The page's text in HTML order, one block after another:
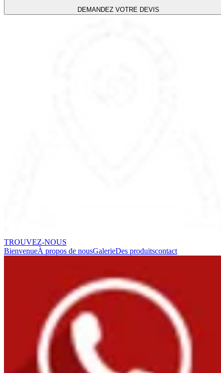
DEMANDEZ VOTRE DEVIS
TROUVEZ-NOUS
BienvenueÀ propos de nousGalerieDes produitscontact